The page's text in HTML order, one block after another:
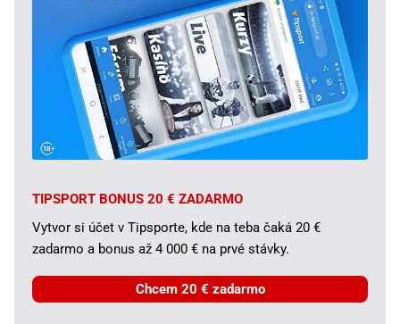
TIPSPORT BONUS 20 € ZADARMO
Vytvor si účet v Tipsporte, kde na teba čaká 20 €
zadarmo a bonus až 4 000 € na prvé stávky.
Chcem 20 € zadarmo